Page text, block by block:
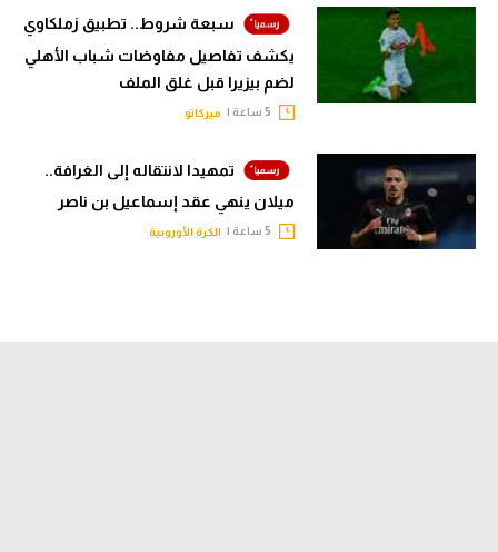
سبعة شروط.. تطبيق زملكاوي
يكشف تفاصيل مفاوضات شباب الأهلي
لضم بيزيرا قبل غلق الملف
ميركاتو
تمهيدا لانتقاله إلى الغرافة..
ميلان ينهي عقد إسماعيل بن ناصر
الكرة الأوروبية